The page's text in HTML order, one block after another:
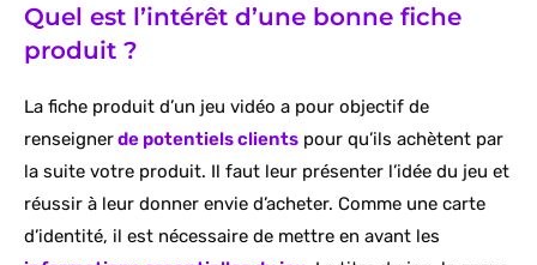
Quel est l’intérêt d’une bonne fiche
produit ?
La fiche produit d’un jeu vidéo a pour objectif de
renseignerde potentiels clients pour qu’ils achètent par
la suite votre produit. Il faut leur présenter l’idée du jeu et
réussir à leur donner envie d’acheter. Comme une carte
d’identité, il est nécessaire de mettre en avant les